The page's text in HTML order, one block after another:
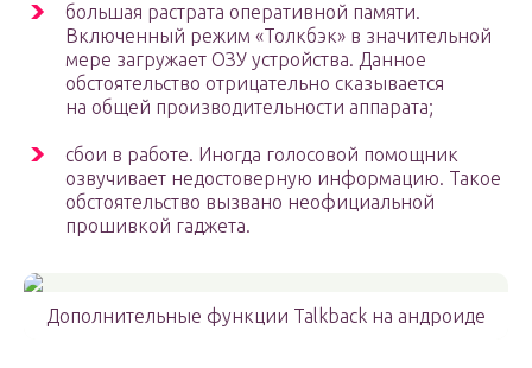
большая растрата оперативной памяти.
Включенный режим «Толкбэк» в значительной
мере загружает ОЗУ устройства. Данное
обстоятельство отрицательно сказывается
на общей производительности аппарата;
сбои в работе. Иногда голосовой помощник
озвучивает недостоверную информацию. Такое
обстоятельство вызвано неофициальной
прошивкой гаджета.
Дополнительные функции Talkback на андроиде